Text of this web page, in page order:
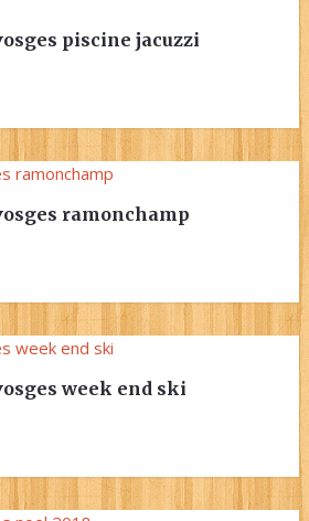
piscine jacuzzi
ramonchamp
week end ski